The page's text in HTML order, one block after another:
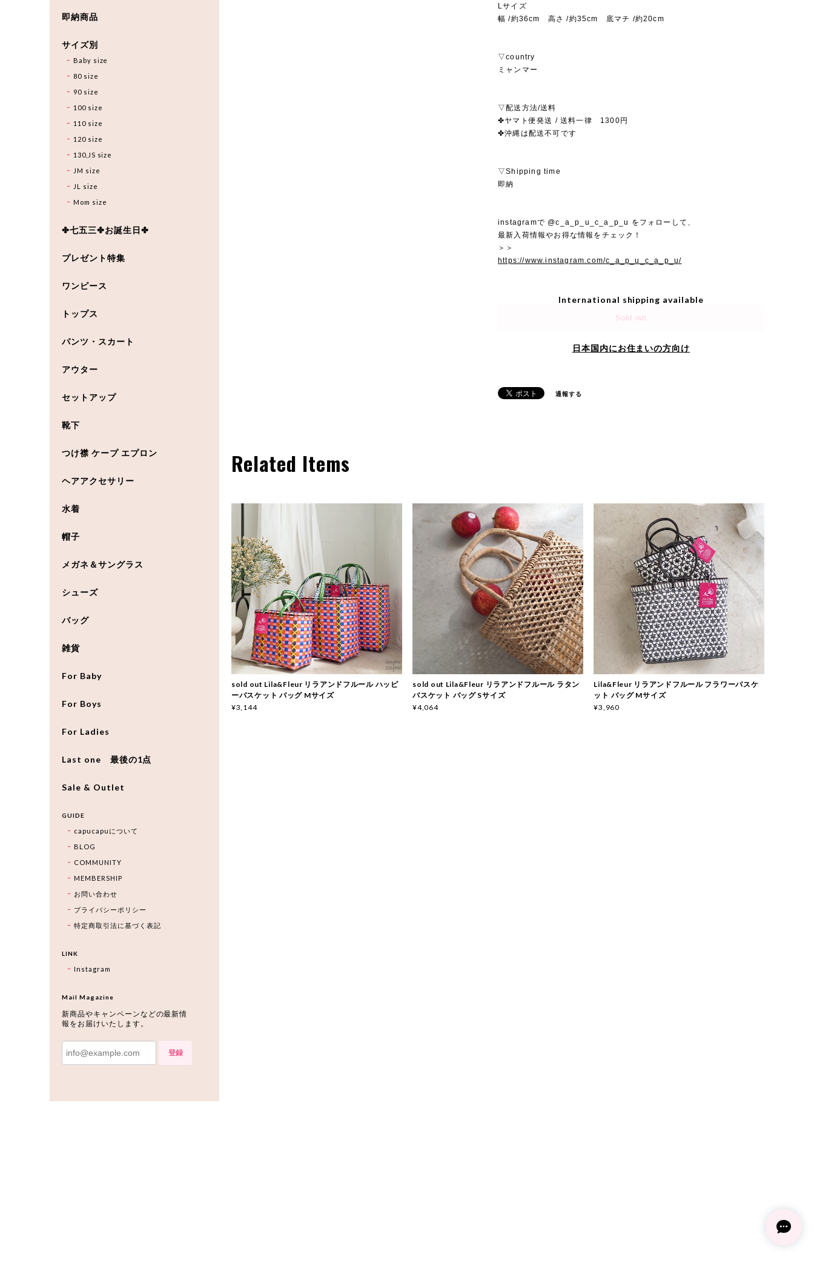
Lサイズ
幅 /約36cm 高さ /約35cm 底マチ /約20cm
▽country
ミャンマー
▽配送方法/送料
✤ヤマト便発送 / 送料一律 1300円
✤沖縄は配送不可です
▽Shipping time
即納
instagramで @c_a_p_u_c_a_p_u をフォローして、
最新入荷情報やお得な情報をチェック！
＞＞
https://www.instagram.com/c_a_p_u_c_a_p_u/
International shipping available
Sold out
日本国内にお住まいの方向け
通報する
Related Items
sold out Lila&Fleur リラアンドフルール ハッピ
ーバスケット バッグ Mサイズ
¥3,144
sold out Lila&Fleur リラアンドフルール ラタン
バスケット バッグ Sサイズ
¥4,064
Lila&Fleur リラアンドフルール フラワーバスケ
ット バッグ Mサイズ
¥3,960
即納商品
サイズ別
Baby size
80 size
90 size
100 size
110 size
120 size
130,JS size
JM size
JL size
Mom size
✤七五三✤お誕生日✤
プレゼント特集
ワンピース
トップス
パンツ・スカート
アウター
セットアップ
靴下
つけ襟 ケープ エプロン
ヘアアクセサリー
水着
帽子
メガネ＆サングラス
シューズ
バッグ
雑貨
For Baby
For Boys
For Ladies
Last one 最後の1点
Sale & Outlet
GUIDE
capucapuについて
BLOG
COMMUNITY
MEMBERSHIP
お問い合わせ
プライバシーポリシー
特定商取引法に基づく表記
LINK
Instagram
Mail Magazine
新商品やキャンペーンなどの最新情
報をお届けいたします。
登録